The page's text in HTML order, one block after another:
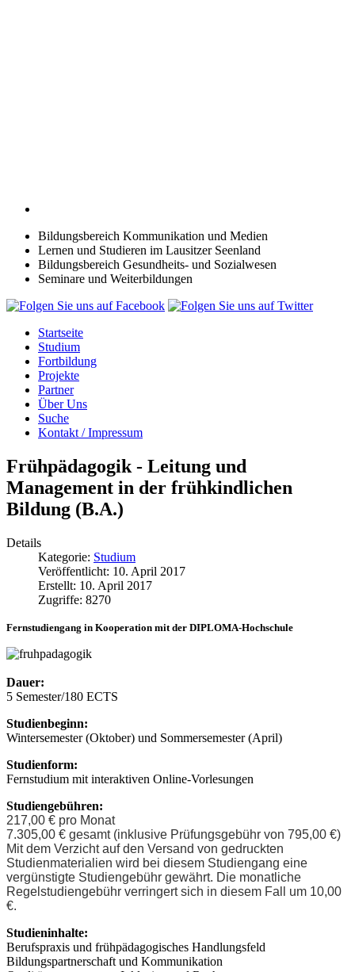
Bildungsbereich Kommunikation und Medien
Lernen und Studieren im Lausitzer Seenland
Bildungsbereich Gesundheits- und Sozialwesen
Seminare und Weiterbildungen
Startseite
Studium
Fortbildung
Projekte
Partner
Über Uns
Suche
Kontakt / Impressum
Frühpädagogik - Leitung und
Management in der frühkindlichen
Bildung (B.A.)
Details
Kategorie: Studium
Veröffentlicht: 10. April 2017
Erstellt: 10. April 2017
Zugriffe: 8270
Fernstudiengang in Kooperation mit der DIPLOMA-Hochschule
Dauer:
5 Semester/180 ECTS
Studienbeginn:
Wintersemester (Oktober) und Sommersemester (April)
Studienform:
Fernstudium mit interaktiven Online-Vorlesungen
Studiengebühren:
217,00 € pro Monat
7.305,00 € gesamt (inklusive Prüfungsgebühr von 795,00 €)
Mit dem Verzicht auf den Versand von gedruckten
Studienmaterialien wird bei diesem Studiengang eine
vergünstigte Studiengebühr gewährt. Die monatliche
Regelstudiengebühr verringert sich in diesem Fall um 10,00
€.
Studieninhalte:
Berufspraxis und frühpädagogisches Handlungsfeld
Bildungspartnerschaft und Kommunikation